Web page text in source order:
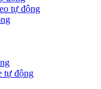
tự động
tự động